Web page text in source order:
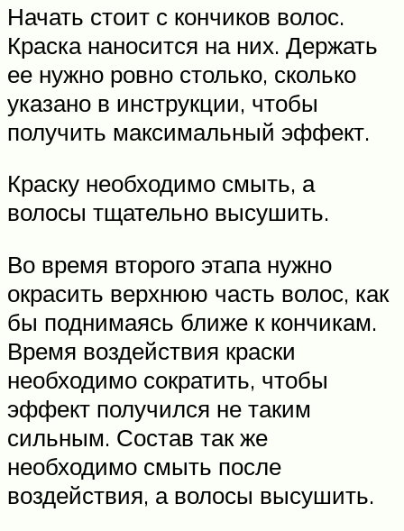
Начать стоит с кончиков волос.
Краска наносится на них. Держать
ее нужно ровно столько, сколько
указано в инструкции, чтобы
получить максимальный эффект.
Краску необходимо смыть, а
волосы тщательно высушить.
Во время второго этапа нужно
окрасить верхнюю часть волос, как
бы поднимаясь ближе к кончикам.
Время воздействия краски
необходимо сократить, чтобы
эффект получился не таким
сильным. Состав так же
необходимо смыть после
воздействия, а волосы высушить.